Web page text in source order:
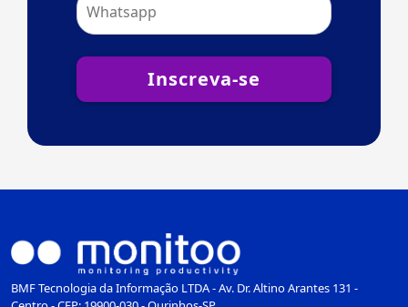
Inscreva-se
BMF Tecnologia da Informação LTDA - Av. Dr. Altino Arantes 131 -